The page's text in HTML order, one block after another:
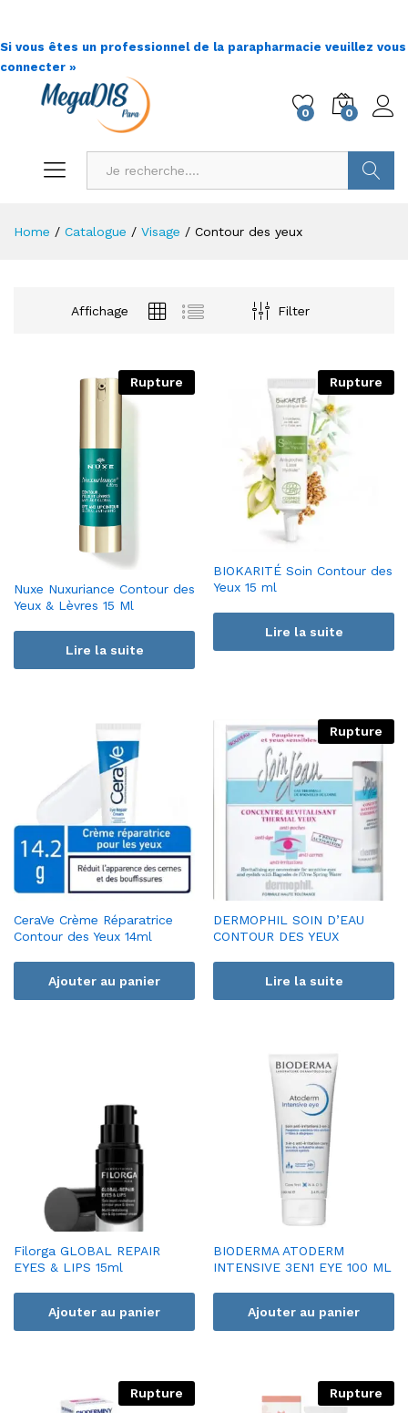
Si vous êtes un professionnel de la parapharmacie veuillez vous
connecter »
0 0
Home / Catalogue / Visage / Contour des yeux
Affichage Filter
Rupture
Nuxe Nuxuriance Contour des
Yeux & Lèvres 15 Ml
Lire la suite
Rupture
BIOKARITÉ Soin Contour des
Yeux 15 ml
Lire la suite
CeraVe Crème Réparatrice
Contour des Yeux 14ml
Ajouter au panier
Rupture
DERMOPHIL SOIN D’EAU
CONTOUR DES YEUX
Lire la suite
Filorga GLOBAL REPAIR
EYES & LIPS 15ml
Ajouter au panier
BIODERMA ATODERM
INTENSIVE 3EN1 EYE 100 ML
Ajouter au panier
Rupture Rupture